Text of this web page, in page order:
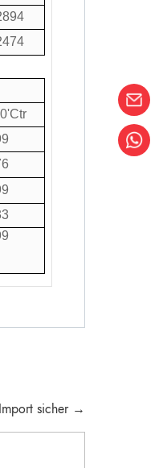
sicher →